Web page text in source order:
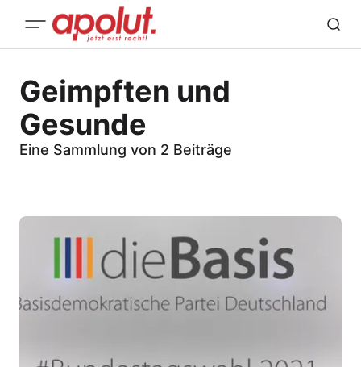
Geimpften und
Gesunde
Eine Sammlung von 2 Beiträge